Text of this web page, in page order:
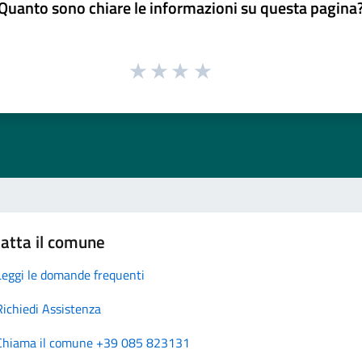
sono chiare le informazioni su questa
il comune
le domande frequenti
Assistenza
il comune +39 085 823131